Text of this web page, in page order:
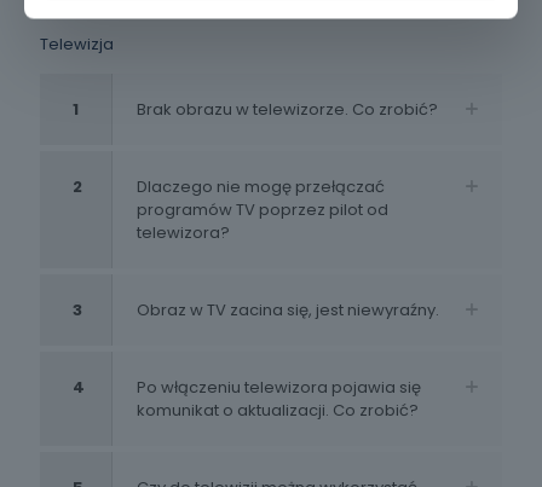
Telewizja
1 Brak obrazu w telewizorze. Co zrobić?
2
Dlaczego nie mogę przełączać
programów TV poprzez pilot od
telewizora?
3 Obraz w TV zacina się, jest niewyraźny.
4
Po włączeniu telewizora pojawia się
komunikat o aktualizacji. Co zrobić?